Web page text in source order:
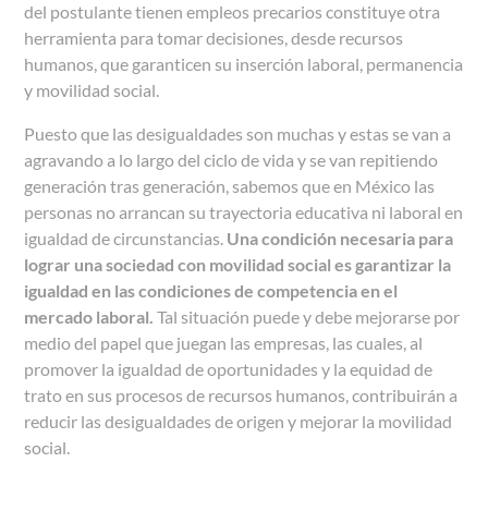
del postulante tienen empleos precarios constituye otra
herramienta para tomar decisiones, desde recursos
humanos, que garanticen su inserción laboral, permanencia
y movilidad social.
Puesto que las desigualdades son muchas y estas se van a
agravando a lo largo del ciclo de vida y se van repitiendo
generación tras generación, sabemos que en México las
personas no arrancan su trayectoria educativa ni laboral en
igualdad de circunstancias. Una condición necesaria para
lograr una sociedad con movilidad social es garantizar la
igualdad en las condiciones de competencia en el
mercado laboral. Tal situación puede y debe mejorarse por
medio del papel que juegan las empresas, las cuales, al
promover la igualdad de oportunidades y la equidad de
trato en sus procesos de recursos humanos, contribuirán a
reducir las desigualdades de origen y mejorar la movilidad
social.